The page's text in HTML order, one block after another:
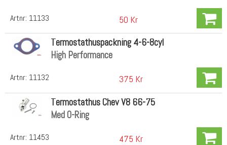
Artnr: 11133 50 Kr
Artnr: 11132
Termostathuspackning 4-6-8cyl
High Performance
375 Kr
Artnr: 11453
Termostathus Chev V8 66-75
Med O-Ring
475 Kr